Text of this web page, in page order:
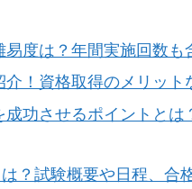
度は？年間実施回数も
！資格取得のメリット
功させるポイントと
？試験概要や日程、合